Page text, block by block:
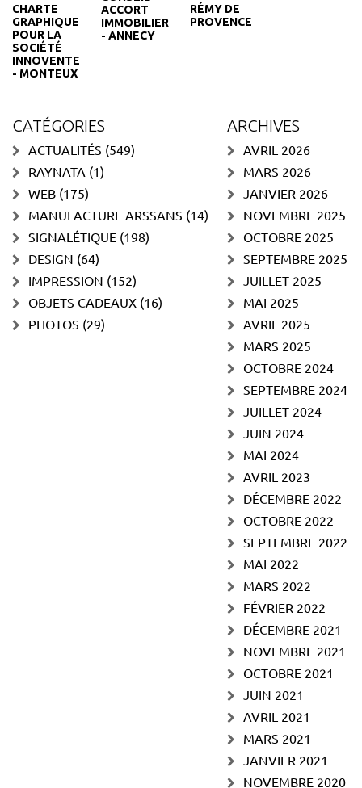
CHARTE
GRAPHIQUE
POUR LA
SOCIÉTÉ
INNOVENTE
- MONTEUX
ACCORT
IMMOBILIER
- ANNECY
RÉMY DE
PROVENCE
CATÉGORIES
ACTUALITÉS (549)
RAYNATA (1)
WEB (175)
MANUFACTURE ARSSANS (14)
SIGNALÉTIQUE (198)
DESIGN (64)
IMPRESSION (152)
OBJETS CADEAUX (16)
PHOTOS (29)
ARCHIVES
AVRIL 2026
MARS 2026
JANVIER 2026
NOVEMBRE 2025
OCTOBRE 2025
SEPTEMBRE 2025
JUILLET 2025
MAI 2025
AVRIL 2025
MARS 2025
OCTOBRE 2024
SEPTEMBRE 2024
JUILLET 2024
JUIN 2024
MAI 2024
AVRIL 2023
DÉCEMBRE 2022
OCTOBRE 2022
SEPTEMBRE 2022
MAI 2022
MARS 2022
FÉVRIER 2022
DÉCEMBRE 2021
NOVEMBRE 2021
OCTOBRE 2021
JUIN 2021
AVRIL 2021
MARS 2021
JANVIER 2021
NOVEMBRE 2020